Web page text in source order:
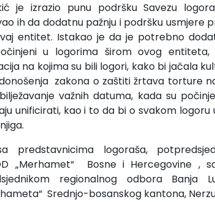
je izrazio punu podršku Savezu
ih da dodatnu pažnju i podršku usmjere
entitet. Istakao je da je potrebno
u logorima širom ovog
na kojima su bili logori, kako bi jačala
zakona o zaštiti žrtava torture
važnih datuma, kada su
unificirati, kao i to da bi o svakom logoru
predstavnicima logoraša,
„Merhamet“ Bosne i Hercegovine ,
regionalnog odbora Banja
Srednjo-bosanskog kantona,